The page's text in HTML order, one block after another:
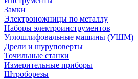
Замки
Электроножницы по металлу
Наборы электроинструментов
Углошлифовальные машины (УШМ)
Дрели и шуруповерты
Точильные станки
Измерительные приборы
Штроборезы